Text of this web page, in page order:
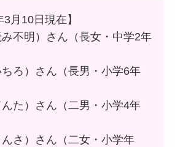
3月10日現在】
不明）さん（長女・中学2年
ろ）さん（長男・小学6年
た）さん（二男・小学4年
さ）さん（二女・小学年